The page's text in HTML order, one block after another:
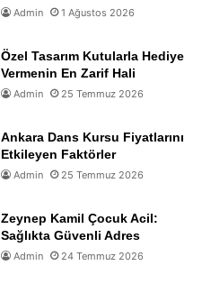
Admin 1 Ağustos 2026
Özel Tasarım Kutularla Hediye
Vermenin En Zarif Hali
Admin 25 Temmuz 2026
Ankara Dans Kursu Fiyatlarını
Etkileyen Faktörler
Admin 25 Temmuz 2026
Zeynep Kamil Çocuk Acil:
Sağlıkta Güvenli Adres
Admin 24 Temmuz 2026